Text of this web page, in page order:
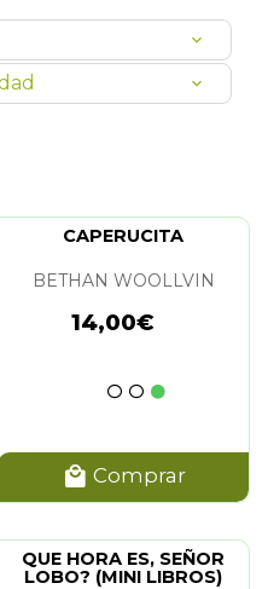
CAPERUCITA
BETHAN WOOLLVIN
14,00€
Comprar
QUE HORA ES, SEÑOR
LOBO? (MINI LIBROS)